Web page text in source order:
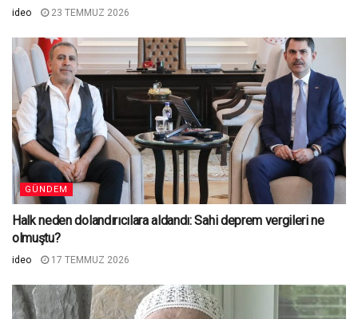
ideo 23 TEMMUZ 2026
GÜNDEM
Halk neden dolandırıcılara aldandı: Sahi deprem vergileri ne
olmuştu?
ideo 17 TEMMUZ 2026